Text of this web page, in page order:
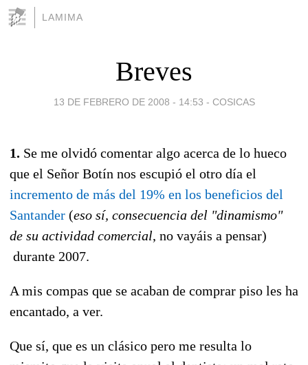
LAMIMA
Breves
13 DE FEBRERO DE 2008 - 14:53 - COSICAS
1. Se me olvidó comentar algo acerca de lo hueco
que el Señor Botín nos escupió el otro día el
incremento de más del 19% en los beneficios del
Santander (eso sí, consecuencia del "dinamismo"
de su actividad comercial, no vayáis a pensar)
durante 2007.
A mis compas que se acaban de comprar piso les ha
encantado, a ver.
Que sí, que es un clásico pero me resulta lo